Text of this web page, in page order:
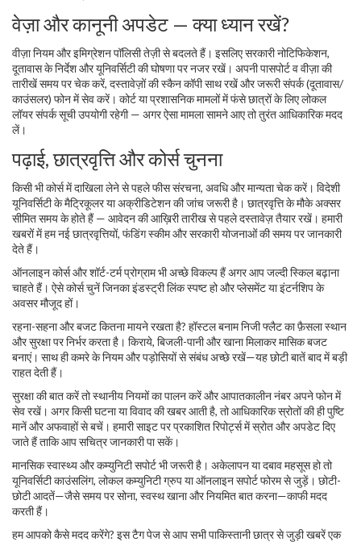
वेज़ा और कानूनी अपडेट — क्या ध्यान रखें?
वीज़ा नियम और इमिग्रेशन पॉलिसी तेज़ी से बदलते हैं। इसलिए सरकारी नोटिफिकेशन,
दूतावास के निर्देश और यूनिवर्सिटी की घोषणा पर नजर रखें। अपनी पासपोर्ट व वीज़ा की
तारीखें समय पर चेक करें, दस्तावेज़ों की स्कैन कॉपी साथ रखें और जरूरी संपर्क (दूतावास/
काउंसलर) फोन में सेव करें। कोर्ट या प्रशासनिक मामलों में फंसे छात्रों के लिए लोकल
लॉयर संपर्क सूची उपयोगी रहेगी — अगर ऐसा मामला सामने आए तो तुरंत आधिकारिक मदद
लें।
पढ़ाई, छात्रवृत्ति और कोर्स चुनना
किसी भी कोर्स में दाखिला लेने से पहले फीस संरचना, अवधि और मान्यता चेक करें। विदेशी
यूनिवर्सिटी के मैट्रिकूलर या अक्रीडिटेशन की जांच जरूरी है। छात्रवृत्ति के मौके अक्सर
सीमित समय के होते हैं — आवेदन की आख़िरी तारीख से पहले दस्तावेज़ तैयार रखें। हमारी
खबरों में हम नई छात्रवृत्तियों, फंडिंग स्कीम और सरकारी योजनाओं की समय पर जानकारी
देते हैं।
ऑनलाइन कोर्स और शॉर्ट-टर्म प्रोग्राम भी अच्छे विकल्प हैं अगर आप जल्दी स्किल बढ़ाना
चाहते हैं। ऐसे कोर्स चुनें जिनका इंडस्ट्री लिंक स्पष्ट हो और प्लेसमेंट या इंटर्नशिप के
अवसर मौजूद हों।
रहना-सहना और बजट कितना मायने रखता है? हॉस्टल बनाम निजी फ्लैट का फ़ैसला स्थान
और सुरक्षा पर निर्भर करता है। किराये, बिजली-पानी और खाना मिलाकर मासिक बजट
बनाएं। साथ ही कमरे के नियम और पड़ोसियों से संबंध अच्छे रखें—यह छोटी बातें बाद में बड़ी
राहत देती हैं।
सुरक्षा की बात करें तो स्थानीय नियमों का पालन करें और आपातकालीन नंबर अपने फोन में
सेव रखें। अगर किसी घटना या विवाद की खबर आती है, तो आधिकारिक स्रोतों की ही पुष्टि
मानें और अफवाहों से बचें। हमारी साइट पर प्रकाशित रिपोर्ट्स में स्रोत और अपडेट दिए
जाते हैं ताकि आप सचित्र जानकारी पा सकें।
मानसिक स्वास्थ्य और कम्युनिटी सपोर्ट भी जरूरी है। अकेलापन या दबाव महसूस हो तो
यूनिवर्सिटी काउंसलिंग, लोकल कम्युनिटी ग्रुप या ऑनलाइन सपोर्ट फोरम से जुड़ें। छोटी-
छोटी आदतें—जैसे समय पर सोना, स्वस्थ खाना और नियमित बात करना—काफी मदद
करती हैं।
हम आपको कैसे मदद करेंगे? इस टैग पेज से आप सभी पाकिस्तानी छात्र से जुड़ी खबरें एक